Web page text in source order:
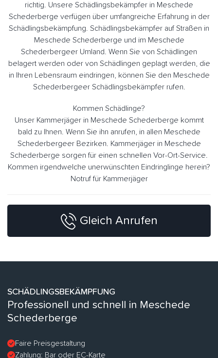
richtig. Unsere Schädlingsbekämpfer in Meschede
Schederberge verfügen über umfangreiche Erfahrung in der
Schädlingsbekämpfung. Schädlingsbekämpfer auf Straßen in
Meschede Schederberge und im Meschede
Schederbergeer Umland. Wenn Sie von Schädlingen
belagert werden oder von Schädlingen geplagt werden, die
in Ihren Lebensraum eindringen, können Sie den Meschede
Schederbergeer Schädlingsbekämpfer rufen.
Kommen Schädlinge?
Unser Kammerjäger in Meschede Schederberge kommt
bald zu Ihnen. Wenn Sie ihn anrufen, in allen Meschede
Schederbergeer Bezirken. Kammerjäger in Meschede
Schederberge sorgen für einen schnellen Vor-Ort-Service.
Kommen irgendwelche unerwünschten Eindringlinge herein?
Notruf für Kammerjäger
Gleich Anrufen
SCHÄDLINGSBEKÄMPFUNG
Professionell und schnell in Meschede
Schederberge
Faire Preisgestaltung
Zahlung: Bar oder EC-Karte